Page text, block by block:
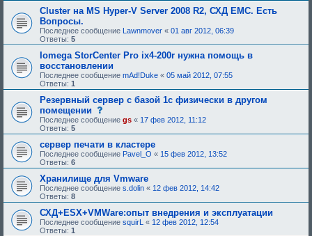
я
б
у
ю
щ
е
о
д
о
б
р
е
н
и
я
Cluster на MS Hyper-V Server 2008 R2, СХД EMC. Есть
Вопросы.
Последнее сообщение Lawnmover « 01 авг 2012, 06:39
Ответы: 5
Iomega StorCenter Pro ix4-200r нужна помощь в
восстановлении
Последнее сообщение mAd!Duke « 05 май 2012, 07:55
Ответы: 1
Резервный сервер с базой 1с физически в другом
помещении
о
о
б
щ
е
н
и
е
,
т
р
е
б
у
Последнее сообщение gs « 17 фев 2012, 11:12
Ответы: 5
сервер печати в кластере
Последнее сообщение Pavel_O « 15 фев 2012, 13:52
Ответы: 6
Хранилище для Vmware
Последнее сообщение s.dolin « 12 фев 2012, 14:42
Ответы: 8
СХД+ESX+VMWare:опыт внедрения и эксплуатации
Последнее сообщение squirL « 12 фев 2012, 12:54
Ответы: 1